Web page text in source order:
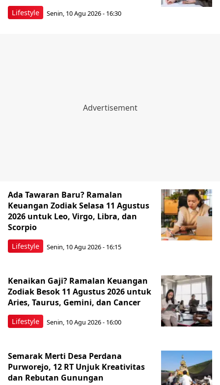
Lifestyle Senin, 10 Agu 2026 - 16:30
Lifestyle
Ada Tawaran Baru? Ramalan
Keuangan Zodiak Selasa 11 Agustus
2026 untuk Leo, Virgo, Libra, dan
Scorpio
Senin, 10 Agu 2026 - 16:15
Lifestyle
Kenaikan Gaji? Ramalan Keuangan
Zodiak Besok 11 Agustus 2026 untuk
Aries, Taurus, Gemini, dan Cancer
Senin, 10 Agu 2026 - 16:00
Semarak Merti Desa Perdana
Purworejo, 12 RT Unjuk Kreativitas
dan Rebutan Gunungan